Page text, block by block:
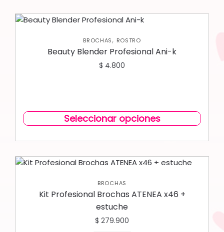
BROCHAS, ROSTRO
Beauty Blender Profesional Ani-k
$ 4.800
Seleccionar opciones
BROCHAS
Kit Profesional Brochas ATENEA x46 +
estuche
$ 279.900